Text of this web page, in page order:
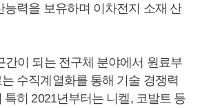
능력을 보유하며 이차전지 소재 산
간이 되는 전구체 분야에서 원료부
수직계열화를 통해 기술 경쟁력
특히 2021년부터는 니켈, 코발트 등